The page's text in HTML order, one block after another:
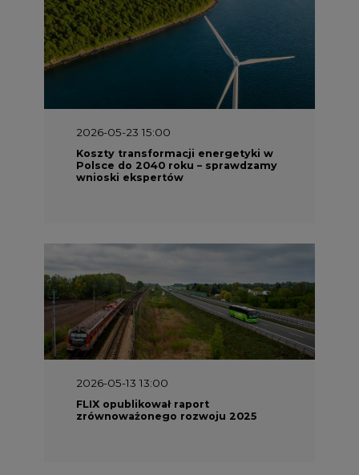
2026-05-23 15:00
Koszty transformacji energetyki w
Polsce do 2040 roku – sprawdzamy
wnioski ekspertów
2026-05-13 13:00
FLIX opublikował raport
zrównoważonego rozwoju 2025